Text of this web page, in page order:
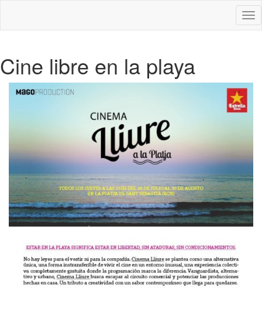
Cine libre en la playa